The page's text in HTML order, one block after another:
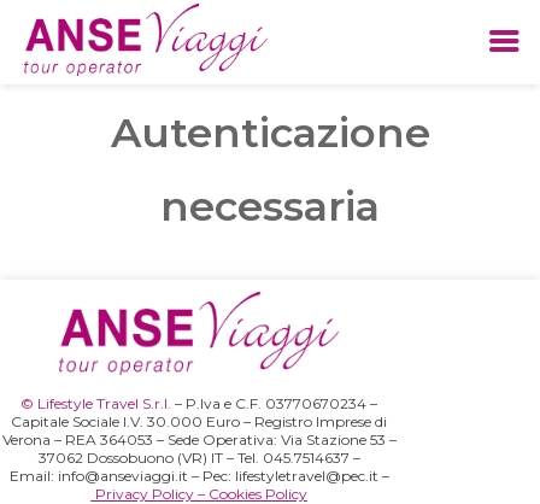
Autenticazione
necessaria
© Lifestyle Travel S.r.l – P.Iva e C.F. 03770670234 –
Capitale Sociale I.V. 30.000 Euro – Registro Imprese di
Verona – REA 364053 – Sede Operativa: Via Stazione 53 –
37062 Dossobuono (VR) IT– Tel. 045.7514637 –
Email: info@anseviaggi.it – Pec: lifestyletravel@pec.it –
Privacy Policy– Cookies Policy